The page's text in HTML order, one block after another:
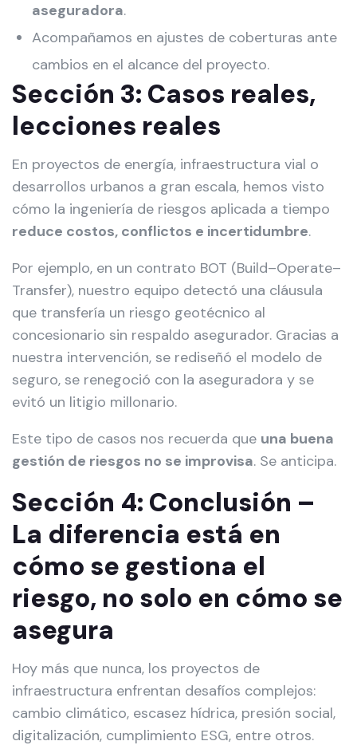
aseguradora.
Acompañamos en ajustes de coberturas ante
cambios en el alcance del proyecto.
Sección 3: Casos reales,
lecciones reales
En proyectos de energía, infraestructura vial o
desarrollos urbanos a gran escala, hemos visto
cómo la ingeniería de riesgos aplicada a tiempo
reduce costos, conflictos e incertidumbre.
Por ejemplo, en un contrato BOT (Build–Operate–
Transfer), nuestro equipo detectó una cláusula
que transfería un riesgo geotécnico al
concesionario sin respaldo asegurador. Gracias a
nuestra intervención, se rediseñó el modelo de
seguro, se renegoció con la aseguradora y se
evitó un litigio millonario.
Este tipo de casos nos recuerda que una buena
gestión de riesgos no se improvisa. Se anticipa.
Sección 4: Conclusión –
La diferencia está en
cómo se gestiona el
riesgo, no solo en cómo se
asegura
Hoy más que nunca, los proyectos de
infraestructura enfrentan desafíos complejos:
cambio climático, escasez hídrica, presión social,
digitalización, cumplimiento ESG, entre otros.